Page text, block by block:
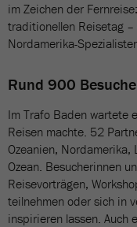
im Zeichen der
traditionellen Reisetag
Nordamerika-
Rund 900
Im Trafo Baden wartete
Reisen machte. 52
Ozeanien,
Ozean. Besucherinnen
Reisevorträgen,
teilnehmen oder sich in
inspirieren lassen. Auch